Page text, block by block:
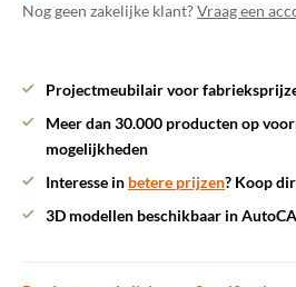
Nog geen zakelijke klant?Vraag een
Projectmeubilair voor
Meer dan 30.000 producten op
mogelijkheden
Interesse in betere prijzen? Koop
3D modellen beschikbaar in